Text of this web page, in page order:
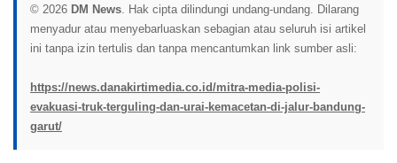
© 2026 DM News. Hak cipta dilindungi undang-undang. Dilarang
menyadur atau menyebarluaskan sebagian atau seluruh isi artikel
ini tanpa izin tertulis dan tanpa mencantumkan link sumber asli:
https://news.danakirtimedia.co.id/mitra-media-polisi-
evakuasi-truk-terguling-dan-urai-kemacetan-di-jalur-bandung-
garut/